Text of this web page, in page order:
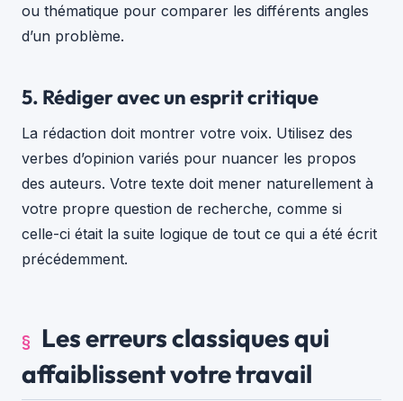
ou thématique pour comparer les différents angles
d’un problème.
5. Rédiger avec un esprit critique
La rédaction doit montrer votre voix. Utilisez des
verbes d’opinion variés pour nuancer les propos
des auteurs. Votre texte doit mener naturellement à
votre propre question de recherche, comme si
celle-ci était la suite logique de tout ce qui a été écrit
précédemment.
Les erreurs classiques qui
affaiblissent votre travail